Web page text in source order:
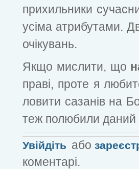
прихильники
усіма атрибутами.
очікувань.
Якщо мислити, що
праві, проте я
ловити сазанів на
теж полюбили даний
Увійдіть або
коментарі.